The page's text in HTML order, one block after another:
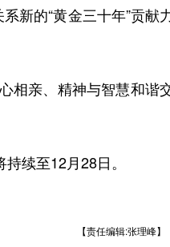
新的“黄金三十年”贡献
相亲、精神与智慧和谐
续至12月28日。
【责任编辑:张理峰】